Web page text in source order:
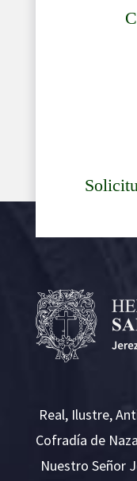
Real, Ilustre,
Cofradía de
Nuestro Señor